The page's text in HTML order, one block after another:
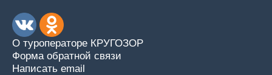
О туроператоре КРУГОЗОР
Форма обратной связи
Написать email